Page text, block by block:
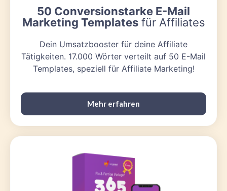
50 Conversionstarke E-Mail
Marketing Templatesfür Affiliates
Dein Umsatzbooster für deine Affiliate
Tätigkeiten. 17.000 Wörter verteilt auf 50 E-Mail
Templates, speziell für Affiliate Marketing!
Mehr erfahren